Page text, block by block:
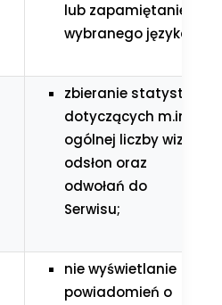
lub zapamiętanie
wybranego języka;
zbieranie statystyk
dotyczących m.in.
ogólnej liczby wizyt,
odsłon oraz
odwołań do
Serwisu;
nie wyświetlanie
powiadomień o